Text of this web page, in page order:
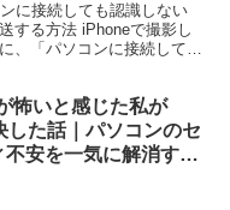
に接続しても認識しない
する方法 iPhoneで撮影し
、「パソコンに接続しても
怖いと感じた私が
した話｜パソコンのセ
不安を一気に解消する